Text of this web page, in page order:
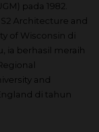
pada 1982.
Architecture and
of Wisconsin di
ia berhasil meraih
and
di tahun